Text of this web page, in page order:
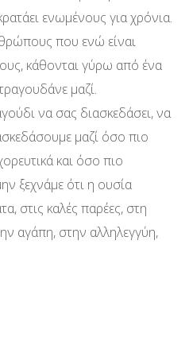
ενωμένους για χρόνια.
που ενώ είναι
κάθονται γύρω από ένα
μαζί.
να σας διασκεδάσει, να
μαζί όσο πιο
και όσο πιο
ξεχνάμε ότι η ουσία
στις καλές παρέες, στη
αγάπη, στην αλληλεγγύη,